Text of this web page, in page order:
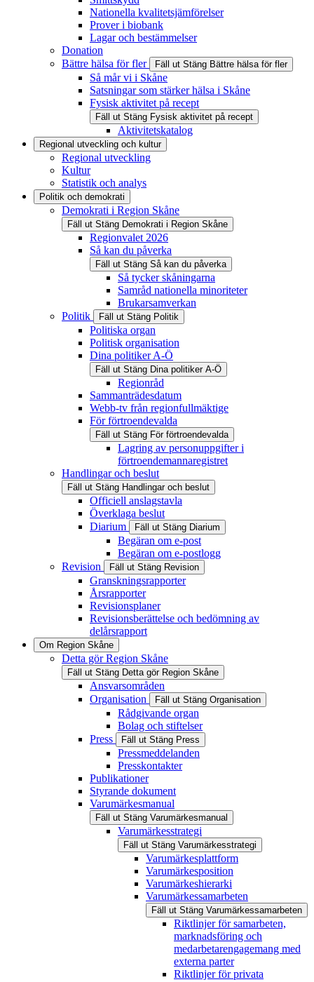
Nationella kvalitetsjämförelser
Prover i biobank
Lagar och bestämmelser
Donation
Bättre hälsa för fler
Fäll ut Stäng Bättre hälsa för fler
Så mår vi i Skåne
Satsningar som stärker hälsa i Skåne
Fysisk aktivitet på recept
Fäll ut Stäng Fysisk aktivitet på recept
Aktivitetskatalog
Regional utveckling och kultur
Regional utveckling
Kultur
Statistik och analys
Politik och demokrati
Demokrati i Region Skåne
Fäll ut Stäng Demokrati i Region Skåne
Regionvalet 2026
Så kan du påverka
Fäll ut Stäng Så kan du påverka
Så tycker skåningarna
Samråd nationella minoriteter
Brukarsamverkan
Politik
Fäll ut Stäng Politik
Politiska organ
Politisk organisation
Dina politiker A-Ö
Fäll ut Stäng Dina politiker A-Ö
Regionråd
Sammanträdesdatum
Webb-tv från regionfullmäktige
För förtroendevalda
Fäll ut Stäng För förtroendevalda
Lagring av personuppgifter i
förtroendemannaregistret
Handlingar och beslut
Fäll ut Stäng Handlingar och beslut
Officiell anslagstavla
Överklaga beslut
Diarium
Fäll ut Stäng Diarium
Begäran om e-post
Begäran om e-postlogg
Revision
Fäll ut Stäng Revision
Granskningsrapporter
Årsrapporter
Revisionsplaner
Revisionsberättelse och bedömning av
delårsrapport
Om Region Skåne
Detta gör Region Skåne
Fäll ut Stäng Detta gör Region Skåne
Ansvarsområden
Organisation
Fäll ut Stäng Organisation
Rådgivande organ
Bolag och stiftelser
Press
Fäll ut Stäng Press
Pressmeddelanden
Presskontakter
Publikationer
Styrande dokument
Varumärkesmanual
Fäll ut Stäng Varumärkesmanual
Varumärkesstrategi
Fäll ut Stäng Varumärkesstrategi
Varumärkesplattform
Varumärkesposition
Varumärkeshierarki
Varumärkessamarbeten
Fäll ut Stäng Varumärkessamarbeten
Riktlinjer för samarbeten,
marknadsföring och
medarbetarengagemang med
externa parter
Riktlinjer för privata